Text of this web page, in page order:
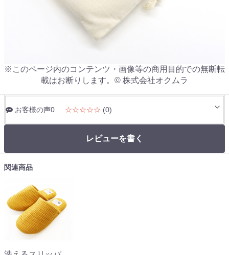
※このページ内のコンテンツ・画像等の商用目的での無断転
載はお断りします。© 株式会社オクムラ
お客様の声0 ☆☆☆☆☆ (0)
レビューを書く
関連商品